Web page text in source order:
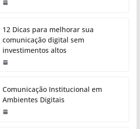
12 Dicas para melhorar sua
comunicação digital sem
investimentos altos
Comunicação Institucional em
Ambientes Digitais